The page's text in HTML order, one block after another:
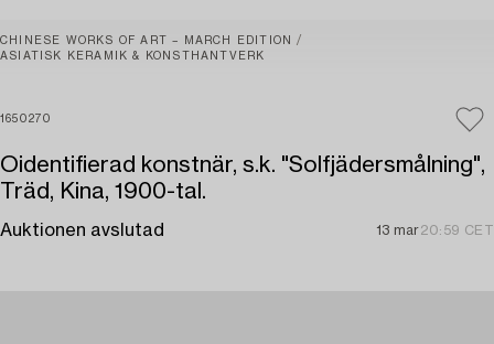
CHINESE WORKS OF ART – MARCH EDITION
ASIATISK KERAMIK & KONSTHANTVERK
1650270
Oidentifierad konstnär, s.k. "Solfjädersmålning",
Träd, Kina, 1900-tal.
Auktionen avslutad 13 mar20:59 CET